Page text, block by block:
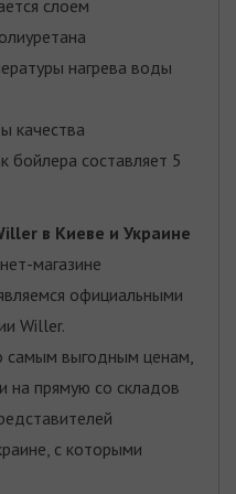
слоем
нагрева воды
качества
бойлера составляет 5
в Киеве и Украине
магазине
официальными
Willer.
самым выгодным ценам,
на прямую со складов
с которыми